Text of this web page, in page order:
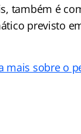
também é
previsto
mais sobre o